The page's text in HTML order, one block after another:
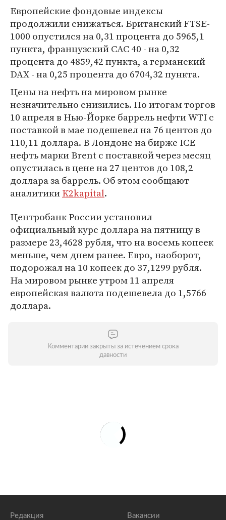
Европейские фондовые индексы
продолжили снижаться. Британский FTSE-
1000 опустился на 0,31 процента до 5965,1
пункта, французский CAC 40 - на 0,32
процента до 4859,42 пункта, а германский
DAX - на 0,25 процента до 6704,32 пункта.
Цены на нефть на мировом рынке
незначительно снизились. По итогам торгов
10 апреля в Нью-Йорке баррель нефти WTI с
поставкой в мае подешевел на 76 центов до
110,11 доллара. В Лондоне на бирже ICE
нефть марки Brent с поставкой через месяц
опустилась в цене на 27 центов до 108,2
доллара за баррель. Об этом сообщают
аналитикиK2kapital.
Центробанк России установил
официальный курс доллара на пятницу в
размере 23,4628 рубля, что на восемь копеек
меньше, чем днем ранее. Евро, наоборот,
подорожал на 10 копеек до 37,1299 рубля.
На мировом рынке утром 11 апреля
европейская валюта подешевела до 1,5766
доллара.
Комментарии закрыты за истечением срока
давности
Редакция Вакансии